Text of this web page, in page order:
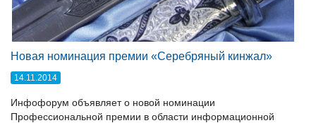
Новая номинация премии «Серебряный кинжал»
14.11.2014
Инфофорум объявляет о новой номинации
Профессиональной премии в области информационной